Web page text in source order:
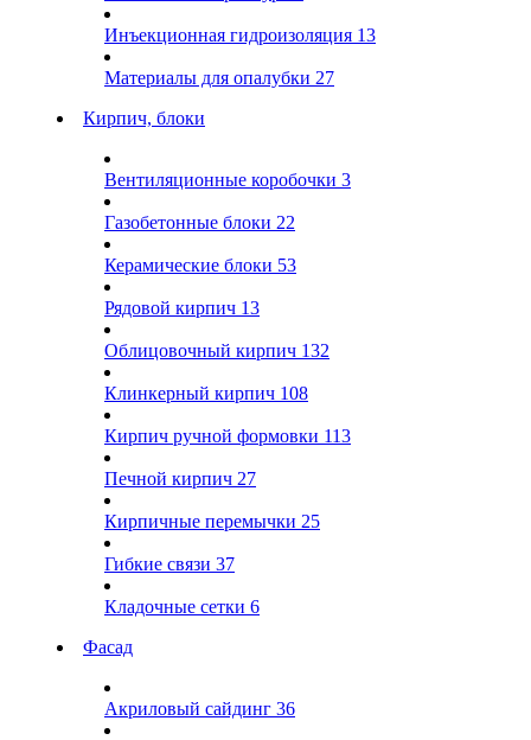
Инъекционная гидроизоляция 13
Материалы для опалубки 27
Кирпич, блоки
Вентиляционные коробочки 3
Газобетонные блоки 22
Керамические блоки 53
Рядовой кирпич 13
Облицовочный кирпич 132
Клинкерный кирпич 108
Кирпич ручной формовки 113
Печной кирпич 27
Кирпичные перемычки 25
Гибкие связи 37
Кладочные сетки 6
Фасад
Акриловый сайдинг 36